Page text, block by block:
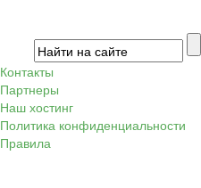
Контакты
Партнеры
Наш хостинг
Политика конфиденциальности
Правила